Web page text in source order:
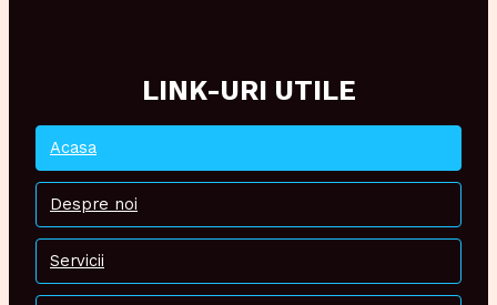
LINK-URI UTILE
Acasa
Despre noi
Servicii